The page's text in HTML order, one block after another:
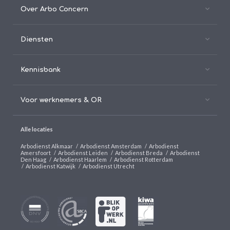
Over Arbo Concern
Diensten
Kennisbank
Voor werknemers & OR
Alle locaties
Arbodienst Alkmaar / Arbodienst Amsterdam / Arbodienst
Amersfoort / Arbodienst Leiden / Arbodienst Breda / Arbodienst
Den Haag / Arbodienst Haarlem / Arbodienst Rotterdam
/ Arbodienst Katwijk / Arbodienst Utrecht